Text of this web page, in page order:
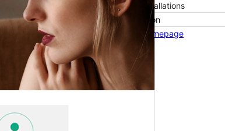
Active installations
PHP version
Theme homepage